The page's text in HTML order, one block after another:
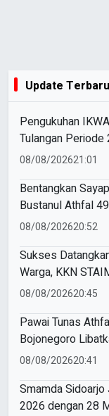
Update Terbaru
Pengukuhan
Tulangan
Mewujudkan
08/08/202621:01
Bentangkan
Bustanul Athfal
Perdana Ikut
08/08/202620:52
Sukses
Warga, KKN
Arsy Gelar Cek
08/08/202620:45
Pawai Tunas
Bojonegoro
08/08/202620:41
Smamda
2026 dengan 28